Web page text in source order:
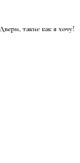
Двери, такие как я